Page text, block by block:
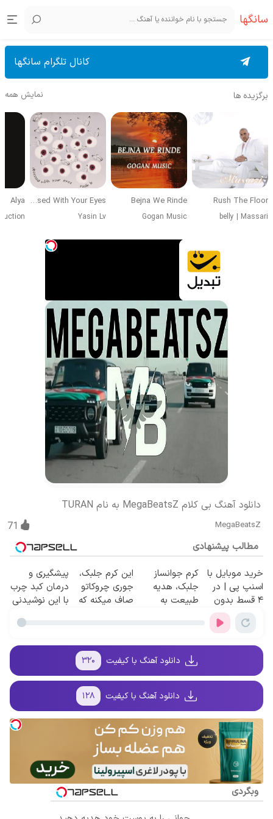
سانگها
کانال تلگرام سانگها
برگزیده ها نمایش همه
Rush The Floor
belly | Massari
Bejna We Rinde
Gogan Music
Obsessed With Your Eyes
Yasin Lv
Alya
دانلود آهنگ بی کلام MegaBeatsZ به نام TURAN
MegaBeatsZ
71
مطالب پیشنهادی
خرید موبایل با
اسنپ پی | در
۴ قسط بدون
سود و کارمزد!
کرم جوانساز
جلبک، هدیه
طبیعت به
این کرم جلبک،
جوری چروکاتو
صاف میکنه که
پیشگیری و
درمان کبد چرب
با این نوشیدنی
دانلود آهنگ با کیفیت ۳۲۰
دانلود آهنگ با کیفیت ۱۲۸
وبگردی